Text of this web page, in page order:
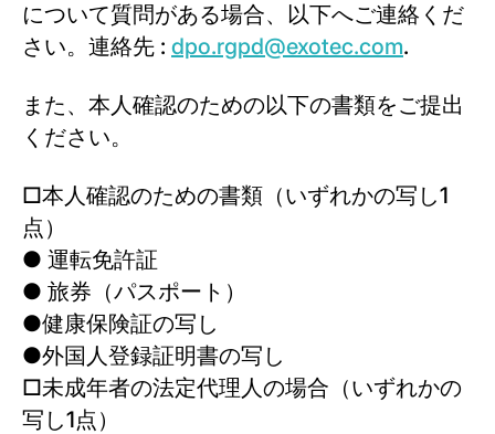
について質問がある場合、以下へご連絡くだ
さい。連絡先 : dpo.rgpd@exotec.com.
また、本人確認のための以下の書類をご提出
ください。
□本人確認のための書類（いずれかの写し1
点）
● 運転免許証
● 旅券（パスポート）
●健康保険証の写し
●外国人登録証明書の写し
□未成年者の法定代理人の場合（いずれかの
写し1点）